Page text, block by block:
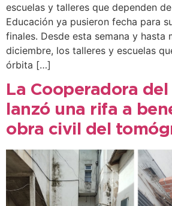
escuelas y talleres que dependen
Educación ya pusieron fecha para
finales. Desde esta semana y hasta
diciembre, los talleres y escuelas
órbita […]
La Cooperadora del
lanzó una rifa a
obra civil del